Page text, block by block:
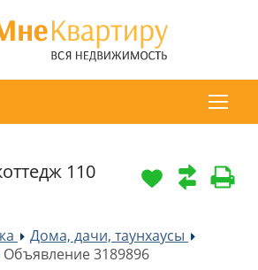
110
»
Дома, дачи, таунхаусы
»Объявление 3189896